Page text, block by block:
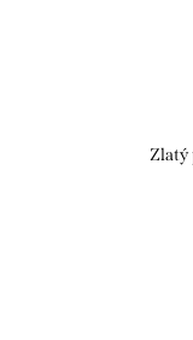
Zlatý